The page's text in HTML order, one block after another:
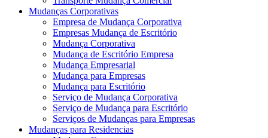
Mudanças Corporativas
Empresa de Mudança Corporativa
Empresas Mudança de Escritório
Mudança Corporativa
Mudança de Escritório Empresa
Mudança Empresarial
Mudança para Empresas
Mudança para Escritório
Serviço de Mudança Corporativa
Serviço de Mudança para Escritório
Serviços de Mudanças para Empresas
Mudanças para Residencias